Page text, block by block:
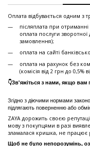
Оплата відбувається одним з
післяплата при
оплата послуги
замовлення);
оплата на сайті
оплата на рахунок без
(комісія від 2 грн до 0,5%
👇Зв'яжіться з нами, якщо вам
Згідно з діючими нормами
підлягають поверненню або
ZAYA дорожить своєю
мову з покупцями в разі
зламалася кришка, не працює
Щоб не було непорозумінь,